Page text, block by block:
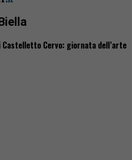
Castelletto Cervo: giornata dell’arte